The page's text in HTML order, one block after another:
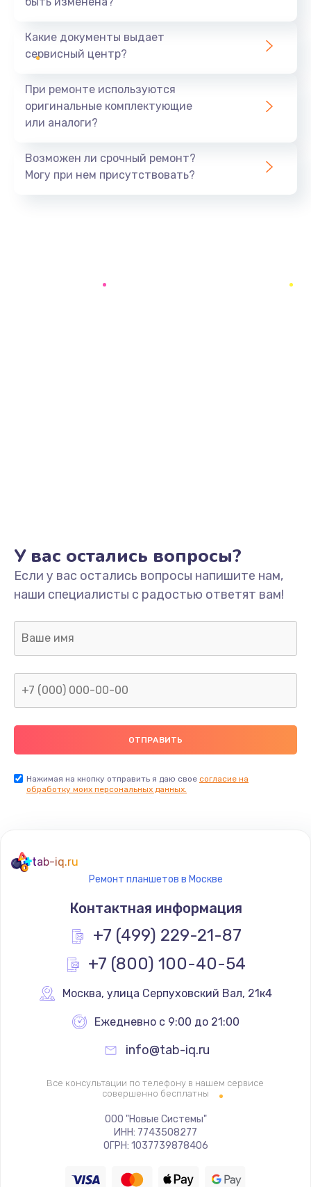
Замена кнопки Home телефона
Заказать
Замена Wi-Fi модуля телефона
Заказать
Замена экрана/дисплея телефона
Заказать
Замена гнезда зарядки телефона
Заказать
Замена динамика (с расклейкой) телефона
Заказать
Замена антенного модуля телефона
Заказать
1580 руб.
Заказать
Какие документы выдает
сервисный центр?
При ремонте используются
оригинальные комплектующие
или аналоги?
Возможен ли срочный ремонт?
Могу при нем присутствовать?
У вас остались вопросы?
Если у вас остались вопросы напишите нам,
наши специалисты с радостью ответят вам!
Нажимая на кнопку отправить я даю свое согласие на
обработку моих персональных данных.
tab-iq.ru
Ремонт планшетов в Москве
Контактная информация
+7 (499) 229-21-87
+7 (800) 100-40-54
Москва, улица Серпуховский Вал, 21к4
Ежедневно с 9:00 до 21:00
info@tab-iq.ru
Все консультации по телефону в нашем сервисе
совершенно бесплатны
ООО "Новые Системы"
ИНН: 7743508277
ОГРН: 1037739878406